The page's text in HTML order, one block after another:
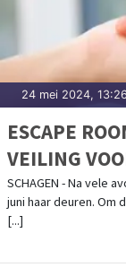
24 mei 2024,
ESCAPE
VEILING
SCHAGEN - Na vele
juni haar deuren.
[...]